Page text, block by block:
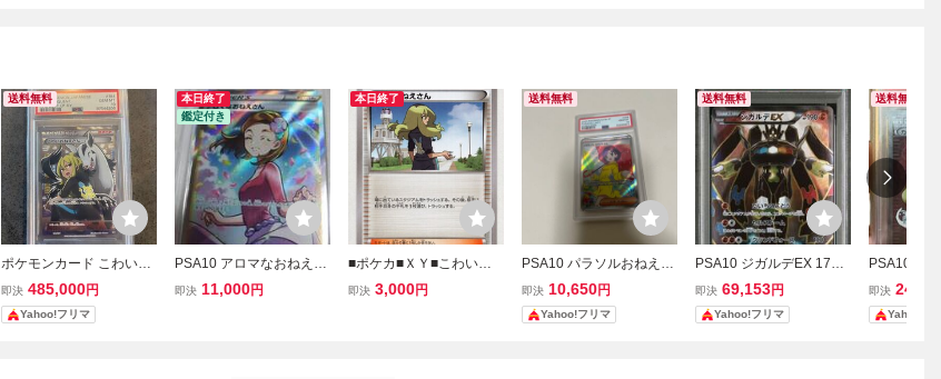
送料無料
ポケモンカード こわいお
ねえさん SR 184/171 PS
A10 GEM MT
即決 485,000円
Yahoo!フリマ
本日終了
鑑定付き
PSA10 アロマなおねえさ
ん
即決 11,000円
本日終了
■ポケカ■ＸＹ■こわいお
ねえさん １４５／１７
即決 3,000円
送料無料
PSA10 パラソルおねえさ
ん SR 084/062 ポケモン
カード
即決 10,650円
Yahoo!フリマ
送料無料
PSA10 ジガルデEX 177/1
71 XY-BEST THE BEST O
F XY 鑑定品 ポケモンカー
ド ポケカ
即決 69,153円
Yahoo!フリマ
送料無料
PSA10 ポ
リン SR
ST OF XY
即決
Yahoo!フ